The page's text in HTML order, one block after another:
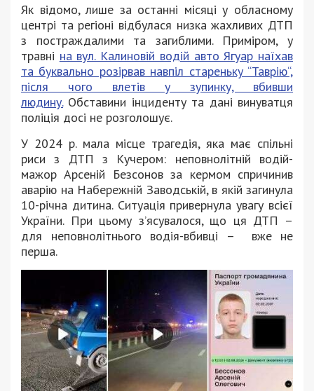
Як відомо, лише за останні місяці у обласному
центрі та регіоні відбулася низка жахливих ДТП
з постраждалими та загиблими. Приміром, у
травні на вул. Калиновій водій авто Ягуар наїхав
та буквально розірвав навпіл стареньку “Таврію“,
після чого влетів у зупинку, вбивши
людину.Обставини інциденту та дані винуватця
поліція досі не розголошує.
У 2024 р. мала місце трагедія, яка має спільні
риси з ДТП з Кучером: неповнолітній водій-
мажор Арсеній Безсонов за кермом спричинив
аварію на Набережній Заводській, в якій загинула
10-річна дитина. Ситуація привернула увагу всієї
України. При цьому зʼясувалося, що ця ДТП –
для неповнолітнього водія-вбивці – вже не
перша.